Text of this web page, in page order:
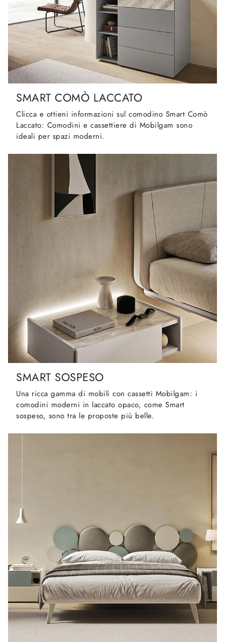
SMART COMÒ LACCATO
Clicca e ottieni informazioni sul comodino Smart Comò
Laccato: Comodini e cassettiere di Mobilgam sono
ideali per spazi moderni.
SMART SOSPESO
Una ricca gamma di mobili con cassetti Mobilgam: i
comodini moderni in laccato opaco, come Smart
sospeso, sono tra le proposte più belle.